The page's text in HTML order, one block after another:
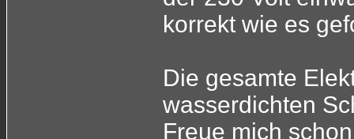
korrekt wie es
Die gesamte
wasserdichten
Freue mich